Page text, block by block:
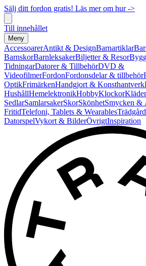
Sälj ditt fordon gratis! Läs mer om hur ->
Till innehållet
Meny
AccessoarerAntikt & DesignBarnartiklar
BarnskorBarnleksakerBiljetter & Resor
TidningarDatorer & TillbehörDVD &
VideofilmerFordonFordonsdelar & tillbehör
OptikFrimärkenHandgjort & Konsthantverk
HushållHemelektronikHobbyKlockorKläder
SedlarSamlarsakerSkorSkönhetSmycken &
FritidTelefoni, Tablets & Wearables
DatorspelVykort & BilderÖvrigtInspiration